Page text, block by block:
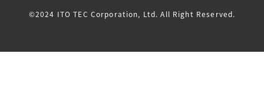
©2024 ITO TEC Corporation, Ltd. All Right Reserved.